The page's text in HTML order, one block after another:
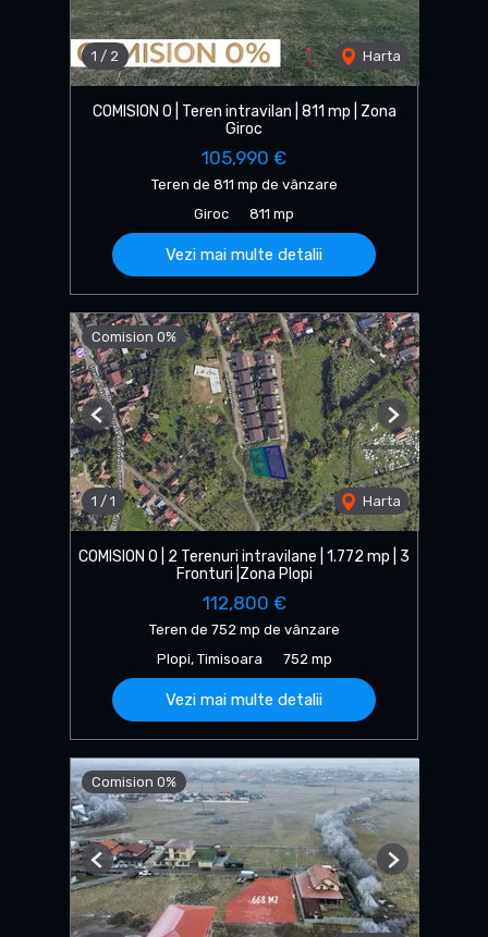
1 / 2 Harta
COMISION 0 | Teren intravilan | 811 mp | Zona
Giroc
105,990 €
Teren de 811 mp de vânzare
Giroc
811 mp
Vezi mai multe detalii
Comision 0%
1 / 1 Harta
Previous Next
COMISION 0 | 2 Terenuri intravilane | 1.772 mp | 3
Fronturi |Zona Plopi
112,800 €
Teren de 752 mp de vânzare
Plopi, Timisoara
752 mp
Vezi mai multe detalii
Comision 0%
Previous Next